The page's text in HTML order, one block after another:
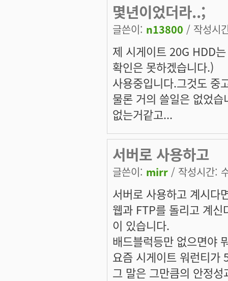
몇년이었더라..;
글쓴이: n13800 / 작성시
제 시게이트 20G HDD
확인은 못하겠습니다.)
사용중입니다.그것도 중
물론 거의 쓸일은 없었
없는거같고...
서버로 사용하고
글쓴이: mirr / 작성시간:
서버로 사용하고 계시다
웹과 FTP를 돌리고 계
이 있습니다.
배드블럭등만 없으면야
요즘 시게이트 워런티가
그 말은 그만큼의 안정